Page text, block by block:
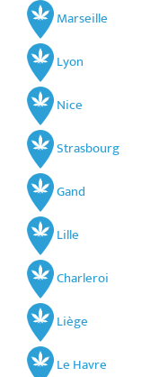
Marseille
Lyon
Nice
Strasbourg
Gand
Lille
Charleroi
Liège
Le Havre